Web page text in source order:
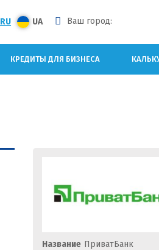
RU UA Ваш город:
КРЕДИТЫ ДЛЯ БИЗНЕСА
Название ПриватБанк